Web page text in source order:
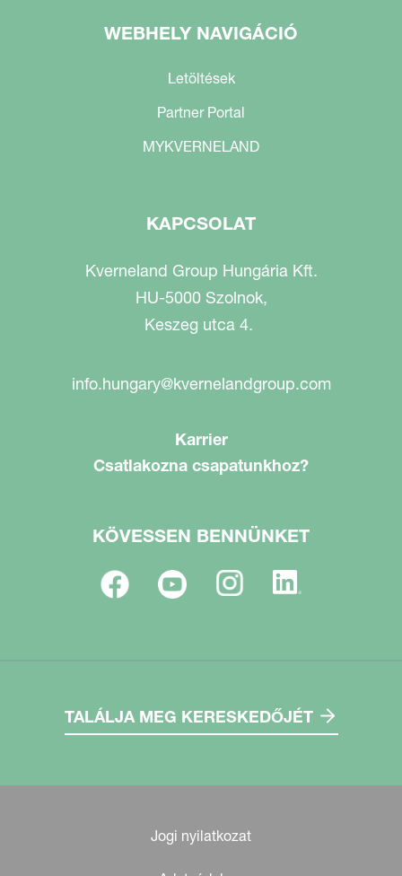
WEBHELY NAVIGÁCIÓ
Letöltések
Partner Portal
MYKVERNELAND
KAPCSOLAT
Kverneland Group Hungária Kft.
HU-5000 Szolnok,
Keszeg utca 4.
info.hungary@kvernelandgroup.com
Karrier
Csatlakozna csapatunkhoz?
KÖVESSEN BENNÜNKET
TALÁLJA MEG KERESKEDŐJÉT
Jogi nyilatkozat